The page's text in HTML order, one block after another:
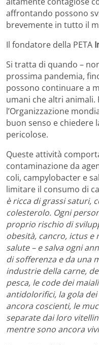
affrontando possono
brevemente in tutto il
Il fondatore della PETA
Si tratta di quando –
prossima pandemia,
possono continuare a
umani che altri animali.
l’Organizzazione
buon senso e chiedere
pericolose.
Queste attività
contaminazione da
coli, campylobacter e
limitare il consumo di
è ricca di grassi saturi,
colesterolo. Ogni
proprio rischio di
obesità, cancro, ictus
salute – e salva ogni
di sofferenza e da una
industrie della carne,
pesca, le code dei
antidolorifici, la gola
ancora coscienti, le
separate dai loro
mentre sono ancora vivi